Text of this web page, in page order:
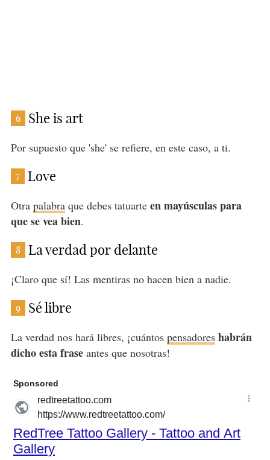
6 She is art
Por supuesto que 'she' se refiere, en este caso, a ti.
7 Love
Otra palabraque debes tatuarte en mayúsculas para
que se vea bien.
8 La verdad por delante
¡Claro que sí! Las mentiras no hacen bien a nadie.
9 Sé libre
La verdad nos hará libres, ¡cuántos pensadores habrán
dicho esta fraseantes que nosotras!